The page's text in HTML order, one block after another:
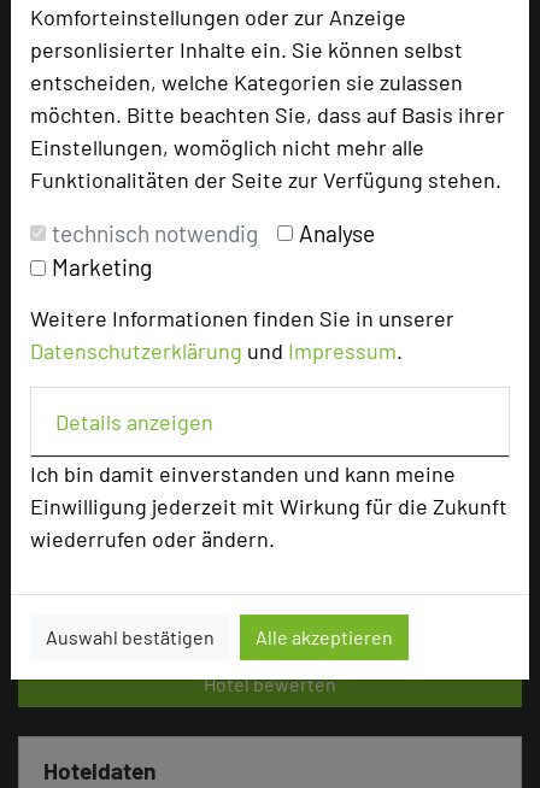
Komforteinstellungen oder zur Anzeige
personlisierter Inhalte ein. Sie können selbst
entscheiden, welche Kategorien sie zulassen
möchten. Bitte beachten Sie, dass auf Basis ihrer
Einstellungen, womöglich nicht mehr alle
Funktionalitäten der Seite zur Verfügung stehen.
technisch notwendig
Analyse
Marketing
Weitere Informationen finden Sie in unserer
Datenschutzerklärung und Impressum.
Details anzeigen
Ich bin damit einverstanden und kann meine
Einwilligung jederzeit mit Wirkung für die Zukunft
wiederrufen oder ändern.
Auswahl bestätigen Alle akzeptieren
re.vita NATUR & TAGUNGSRESORT
Sebastian-Kneipp-Promenade 56
37431 Bad Lauterberg
phone +49 5524 83041
language Homepage
zur Tagungsanfrage hinzufügen
Bewertung
Tagungsleiter
Hotel bewerten
Hoteldaten